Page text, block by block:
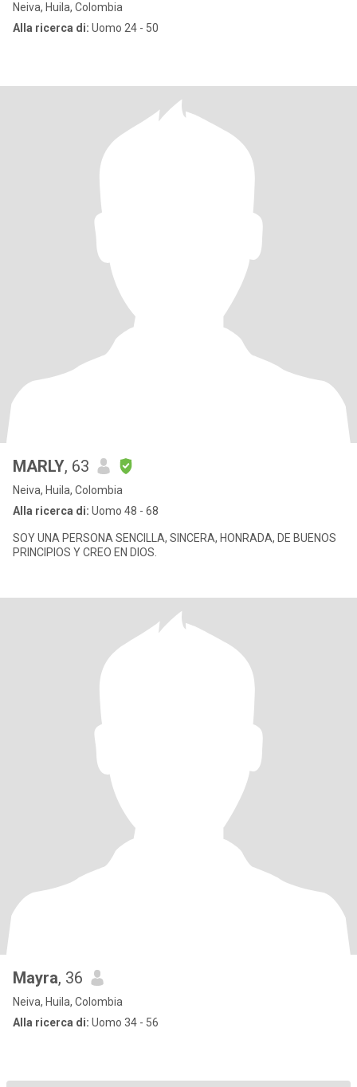
Neiva, Huila, Colombia
Alla ricerca di: Uomo 24 - 50
MARLY, 63
Neiva, Huila, Colombia
Alla ricerca di: Uomo 48 - 68
SOY UNA PERSONA SENCILLA, SINCERA, HONRADA, DE BUENOS
PRINCIPIOS Y CREO EN DIOS.
Mayra, 36
Neiva, Huila, Colombia
Alla ricerca di: Uomo 34 - 56